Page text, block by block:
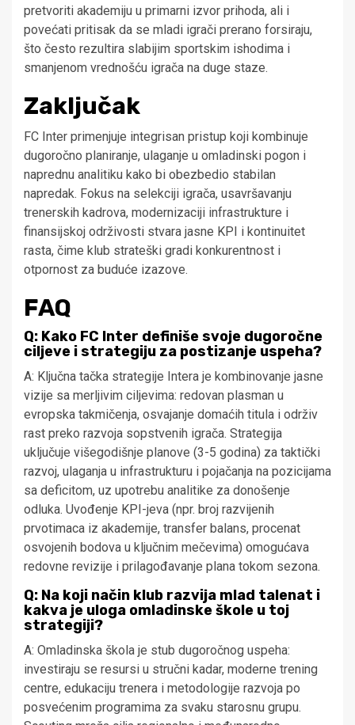
pretvoriti akademiju u primarni izvor prihoda, ali i
povećati pritisak da se mladi igrači prerano forsiraju,
što često rezultira slabijim sportskim ishodima i
smanjenom vrednošću igrača na duge staze.
Zaključak
FC Inter primenjuje integrisan pristup koji kombinuje
dugoročno planiranje, ulaganje u omladinski pogon i
naprednu analitiku kako bi obezbedio stabilan
napredak. Fokus na selekciji igrača, usavršavanju
trenerskih kadrova, modernizaciji infrastrukture i
finansijskoj održivosti stvara jasne KPI i kontinuitet
rasta, čime klub strateški gradi konkurentnost i
otpornost za buduće izazove.
FAQ
Q: Kako FC Inter definiše svoje dugoročne
ciljeve i strategiju za postizanje uspeha?
A: Ključna tačka strategije Intera je kombinovanje jasne
vizije sa merljivim ciljevima: redovan plasman u
evropska takmičenja, osvajanje domaćih titula i održiv
rast preko razvoja sopstvenih igrača. Strategija
uključuje višegodišnje planove (3-5 godina) za taktički
razvoj, ulaganja u infrastrukturu i pojačanja na pozicijama
sa deficitom, uz upotrebu analitike za donošenje
odluka. Uvođenje KPI-jeva (npr. broj razvijenih
prvotimaca iz akademije, transfer balans, procenat
osvojenih bodova u ključnim mečevima) omogućava
redovne revizije i prilagođavanje plana tokom sezona.
Q: Na koji način klub razvija mlad talenat i
kakva je uloga omladinske škole u toj
strategiji?
A: Omladinska škola je stub dugoročnog uspeha:
investiraju se resursi u stručni kadar, moderne trening
centre, edukaciju trenera i metodologije razvoja po
posvećenim programima za svaku starosnu grupu.